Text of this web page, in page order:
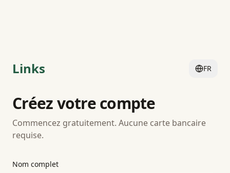
Links FR
Créez votre compte
Commencez gratuitement. Aucune carte bancaire
requise.
Nom complet